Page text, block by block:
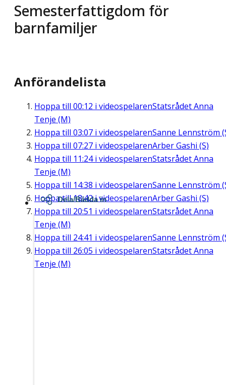
Semesterfattigdom för
barnfamiljer
Anförandelista
Hoppa till 00:12 i videospelarenStatsrådet Anna
Tenje (M)
Hoppa till 03:07 i videospelarenSanne Lennström
Hoppa till 07:27 i videospelarenArber Gashi (S)
Hoppa till 11:24i videospelarenStatsrådet Anna
Tenje (M)
Hoppa till 14:38 i videospelarenSanne Lennström
Hoppa till18:42i videospelarenArber Gashi (S)
Hoppa till 20:51 i videospelarenStatsrådet Anna
Tenje (M)
Hoppa till 24:41 i videospelarenSanne Lennström
Hoppa till 26:05 i videospelarenStatsrådet Anna
Tenje (M)
Dela/Bädda in